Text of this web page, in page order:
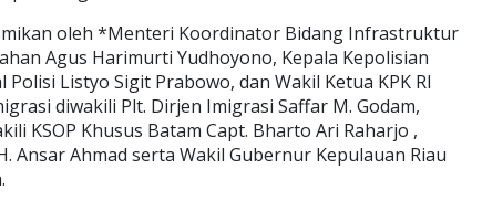
oleh *Menteri Koordinator Bidang Infrastruktur
Agus Harimurti Yudhoyono, Kepala Kepolisian
Listyo Sigit Prabowo, dan Wakil Ketua KPK RI
diwakili Plt. Dirjen Imigrasi Saffar M. Godam,
KSOP Khusus Batam Capt. Bharto Ari Raharjo ,
Ansar Ahmad serta Wakil Gubernur Kepulauan Riau